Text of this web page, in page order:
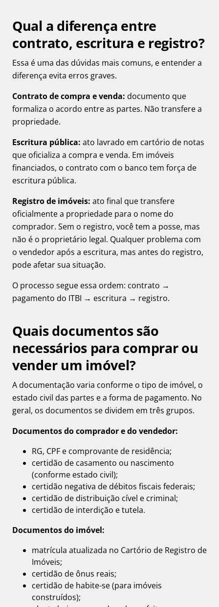
Qual a diferença entre
contrato, escritura e registro?
Essa é uma das dúvidas mais comuns, e entender a
diferença evita erros graves.
Contrato de compra e venda: documento que
formaliza o acordo entre as partes. Não transfere a
propriedade.
Escritura pública: ato lavrado em cartório de notas
que oficializa a compra e venda. Em imóveis
financiados, o contrato com o banco tem força de
escritura pública.
Registro de imóveis: ato final que transfere
oficialmente a propriedade para o nome do
comprador. Sem o registro, você tem a posse, mas
não é o proprietário legal. Qualquer problema com
o vendedor após a escritura, mas antes do registro,
pode afetar sua situação.
O processo segue essa ordem: contrato →
pagamento do ITBI → escritura → registro.
Quais documentos são
necessários para comprar ou
vender um imóvel?
A documentação varia conforme o tipo de imóvel, o
estado civil das partes e a forma de pagamento. No
geral, os documentos se dividem em três grupos.
Documentos do comprador e do vendedor:
RG, CPF e comprovante de residência;
certidão de casamento ou nascimento
(conforme estado civil);
certidão negativa de débitos fiscais federais;
certidão de distribuição cível e criminal;
certidão de interdição e tutela.
Documentos do imóvel:
matrícula atualizada no Cartório de Registro de
Imóveis;
certidão de ônus reais;
certidão de habite-se (para imóveis
construídos);